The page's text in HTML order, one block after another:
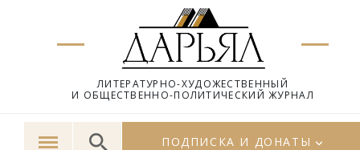
ЛИТЕРАТУРНО-ХУДОЖЕСТВЕННЫЙ
И ОБЩЕСТВЕННО-ПОЛИТИЧЕСКИЙ ЖУРНАЛ
ПОДПИСКА И ДОНАТЫ